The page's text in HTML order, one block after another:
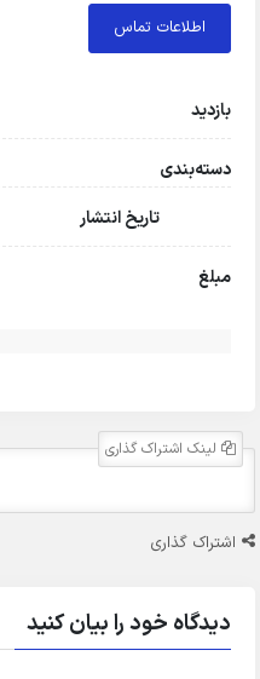
اطلاعات تماس
بازدید
دسته‌بندی
تاریخ انتشار
مبلغ
لینک اشتراک گذاری
اشتراک گذاری
دیدگاه خود را بیان کنید